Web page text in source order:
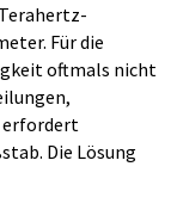
Für die
oftmals nicht
erfordert
Die Lösung